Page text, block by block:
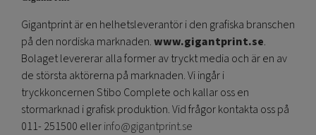
Gigantprint är en helhetsleverantör i den grafiska branschen
på den nordiska marknaden.www.gigantprint.se.
Bolaget levererar alla former av tryckt media och är en av
de största aktörerna på marknaden. Vi ingår i
tryckkoncernen Stibo Complete och kallar oss en
stormarknad i grafisk produktion. Vid frågor kontakta oss på
011- 251500 ellerinfo@gigantprint.se